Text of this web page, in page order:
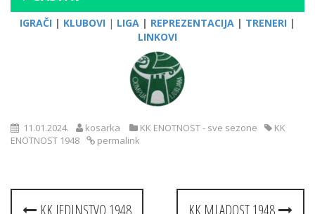
IGRAČI | KLUBOVI | LIGA | REPREZENTACIJA | TRENERI |
LINKOVI
11.01.2024. kosarka KK ENOTNOST - sve sezone
KK
ENOTNOST 1948
permalink
PostKK JEDINSTVO 1948 KK MLADOST 1948